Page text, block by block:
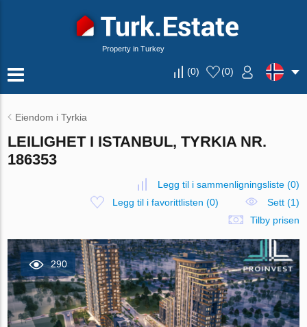
Property in Turkey
(0) (0)
Eiendom i Tyrkia
LEILIGHET I ISTANBUL, TYRKIA NR.
186353
Legg til i sammenligningsliste(0)
Legg til i favorittlisten (0)
Sett (1)
Tilby prisen
290